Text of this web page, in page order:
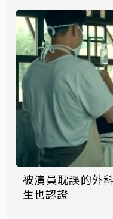
被演員耽誤的外
生也認證